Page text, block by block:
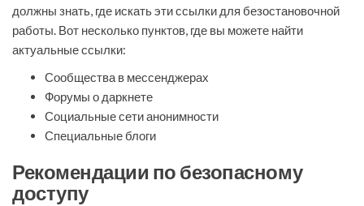
должны знать, где искать эти ссылки для безостановочной
работы. Вот несколько пунктов, где вы можете найти
актуальные ссылки:
Сообщества в мессенджерах
Форумы о даркнете
Социальные сети анонимности
Специальные блоги
Рекомендации по безопасному
доступу